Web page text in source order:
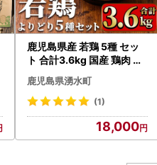
鹿児島県産 若鶏 5種 セッ
ト 合計3.6kg 国産 鶏肉 小
分け 【TRINITY】_y545
鹿児島県湧水町
(1)
18,000